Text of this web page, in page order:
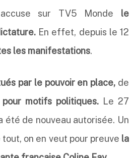
sur TV5 Monde le
En effet, depuis le 12
les manifestations.
par le pouvoir en place, de
motifs politiques. Le 27
été de nouveau autorisée. Un
on en veut pour preuve la